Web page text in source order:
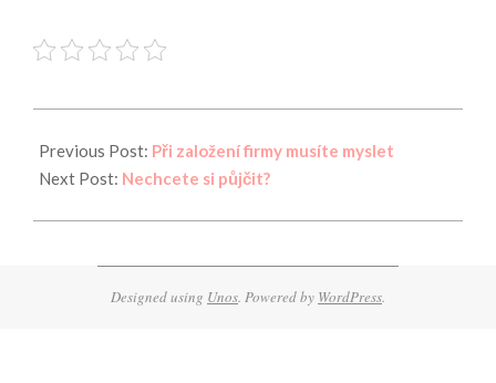
01-
14
Previous Post: Při založení firmy musíte myslet
Next Post: Nechcete si půjčit?
Designed using Unos. Powered by WordPress.